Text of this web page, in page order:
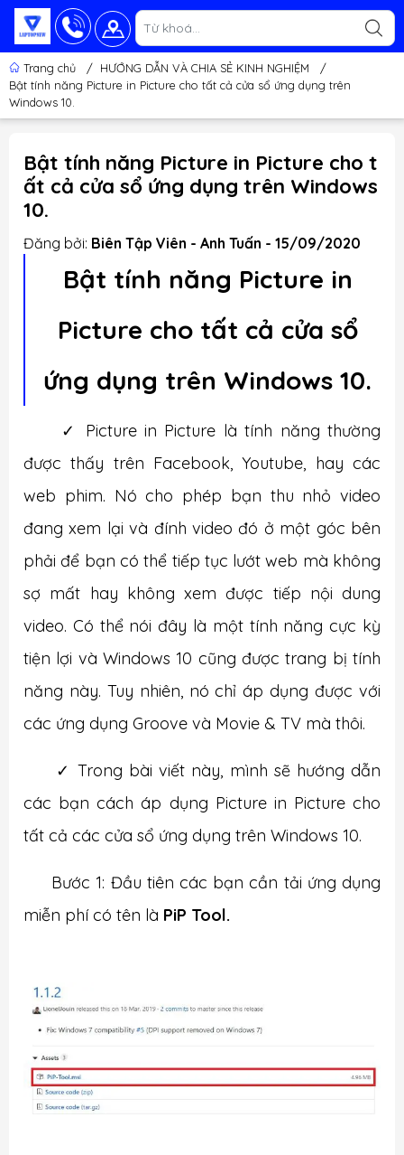
Trang chủ / HƯỚNG DẪN VÀ CHIA SẺ KINH NGHIỆM
/
Bật tính năng Picture in Picture cho tất cả cửa sổ ứng dụng trên
Windows 10.
Bật tính năng Picture in Picture cho t
ất cả cửa sổ ứng dụng trên Windows
10.
Đăng bởi: Biên Tập Viên - Anh Tuấn - 15/09/2020
Bật tính năng Picture in
Picture cho tất cả cửa sổ
ứng dụng trên Windows 10.
✓ Picture in Picture là tính năng thường
được thấy trên Facebook, Youtube, hay các
web phim. Nó cho phép bạn thu nhỏ video
đang xem lại và đính video đó ở một góc bên
phải để bạn có thể tiếp tục lướt web mà không
sợ mất hay không xem được tiếp nội dung
video. Có thể nói đây là một tính năng cực kỳ
tiện lợi và Windows 10 cũng được trang bị tính
năng này. Tuy nhiên, nó chỉ áp dụng được với
các ứng dụng Groove và Movie & TV mà thôi.
✓Trong bài viết này, mình sẽ hướng dẫn
các bạn cách áp dụng Picture in Picture cho
tất cả các cửa sổ ứng dụng trên Windows 10.
Bước 1: Đầu tiên các bạn cần tải ứng dụng
miễn phí có tên là PiP Tool.